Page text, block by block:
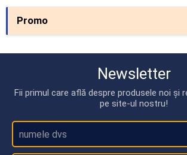
Promo
Newsletter
Fii primul care află despre produsele noi și
pe site-ul nostru!